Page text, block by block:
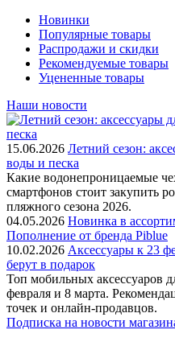
Новинки
Популярные товары
Распродажи и скидки
Рекомендуемые товары
Уцененные товары
Наши новости
15.06.2026 Летний сезон:
воды и песка
Какие водонепроницаемые
смартфонов стоит закупить
пляжного сезона 2026.
04.05.2026 Новинка в
Пополнение от бренда Piblue
10.02.2026 Аксессуары к 23
берут в подарок
Топ мобильных аксессуаров
февраля и 8 марта.
точек и онлайн-продавцов.
Подписка на новости